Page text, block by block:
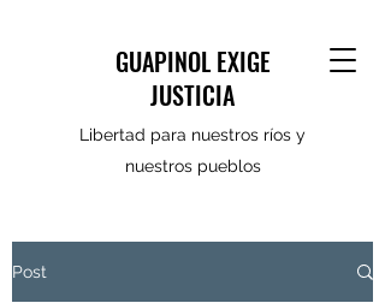
GUAPINOL EXIGE
JUSTICIA
Libertad para nuestros ríos y
nuestros pueblos
Post